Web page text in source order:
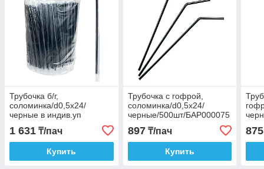
Трубочка б/г,
соломинка/d0,5x24/
черные в индив.уп
БАР000059
1 631 ₸/пач
Купить
Трубочка с гофрой,
соломинка/d0,5x24/
черные/500шт/БАР000075
897₸/пач
Купить
875